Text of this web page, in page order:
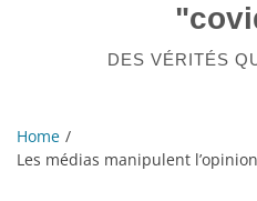
DES VÉRITÉS
Home
Les médias manipulent